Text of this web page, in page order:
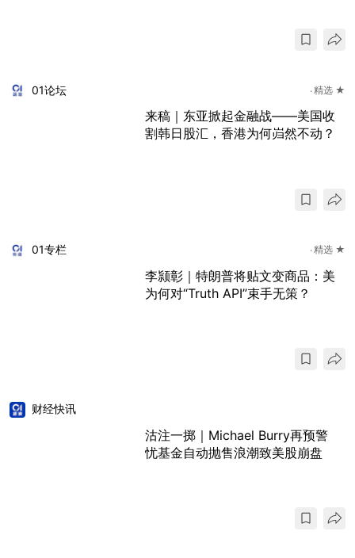
01论坛 精选 ★
来稿｜东亚掀起金融战——美国收
割韩日股汇，香港为何岿然不动？
01专栏 精选 ★
李颕彰｜特朗普将贴文变商品：美
为何对“Truth API”束手无策？
财经快讯
沽注一掷｜Michael Burry再预警
忧基金自动抛售浪潮致美股崩盘